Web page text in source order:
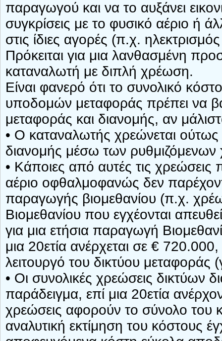
παραγωγού και να το αυξάνει
συγκρίσεις με το φυσικό αέριο ή
στις ίδιες αγορές (π.χ.
Πρόκειται για μια λανθασμένη
καταναλωτή με διπλή χρέωση.
Είναι φανερό ότι το συνολικό
υποδομών μεταφοράς πρέπει να
μεταφοράς και διανομής, αν
• Ο καταναλωτής χρεώνεται
διανομής μέσω των
• Κάποιες από αυτές τις χρεώσεις
αέριο οφθαλμοφανώς δεν
παραγωγής βιομεθανίου (π.χ.
Βιομεθανίου που εγχέονται
για μια ετήσια παραγωγή
μια 20ετία ανέρχεται σε €
λειτουργό του δικτύου μεταφοράς
• Οι συνολικές χρεώσεις δικτύων
παράδειγμα, επί μια 20ετία
χρεώσεις αφορούν το σύνολο του
αναλυτική εκτίμηση του κόστους